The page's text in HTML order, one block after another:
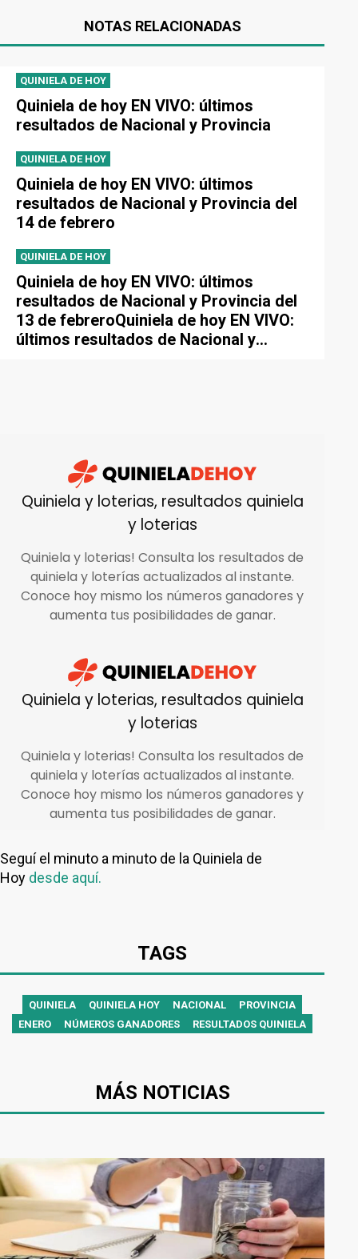
NOTAS RELACIONADAS
QUINIELA DE HOY
Quiniela de hoy EN VIVO: últimos
resultados de Nacional y Provincia
QUINIELA DE HOY
Quiniela de hoy EN VIVO: últimos
resultados de Nacional y Provincia del
14 de febrero
QUINIELA DE HOY
Quiniela de hoy EN VIVO: últimos
resultados de Nacional y Provincia del
13 de febreroQuiniela de hoy EN VIVO:
últimos resultados de Nacional y
Seguí el minuto a minuto de la Quiniela de
Hoy desde aquí.
TAGS
QUINIELA QUINIELA HOY NACIONAL
PROVINCIA
ENERO
NÚMEROS GANADORES RESULTADOS QUINIELA
MÁS NOTICIAS